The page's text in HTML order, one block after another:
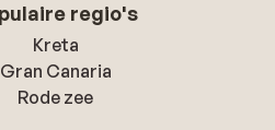
regio's
Kreta
Gran Canaria
Rode zee